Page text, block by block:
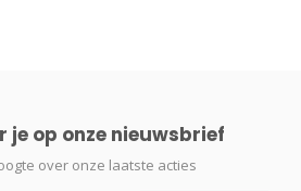
je op onze nieuwsbrief
over onze laatste acties